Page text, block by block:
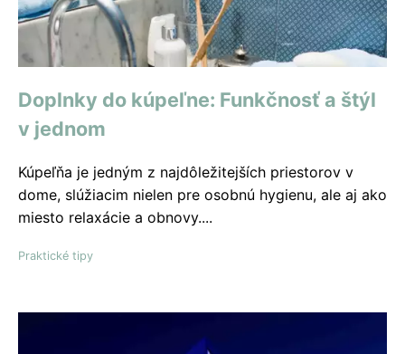
Doplnky do kúpeľne: Funkčnosť a štýl
v jednom
Kúpeľňa je jedným z najdôležitejších priestorov v
dome, slúžiacim nielen pre osobnú hygienu, ale aj ako
miesto relaxácie a obnovy....
Praktické tipy